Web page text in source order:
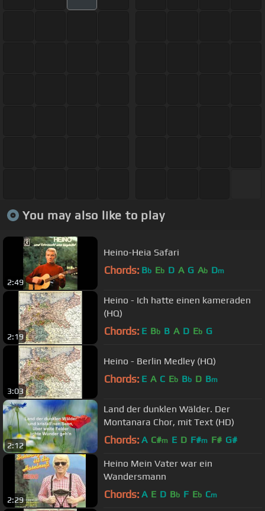
You may also like to play
2:49
Heino-Heia Safari
Chords: Bb Eb D A G Ab Dm
2:19
Heino - Ich hatte einen kameraden
(HQ)
Chords: E Bb B A D Eb G
3:03
Heino - Berlin Medley (HQ)
Chords: E A C Eb Bb D Bm
2:12
Land der dunklen Wälder. Der
Montanara Chor, mit Text (HD)
Chords: A C#m E D F#m F# G#
2:29
Heino Mein Vater war ein
Wandersmann
Chords: A E D Bb F Eb Cm